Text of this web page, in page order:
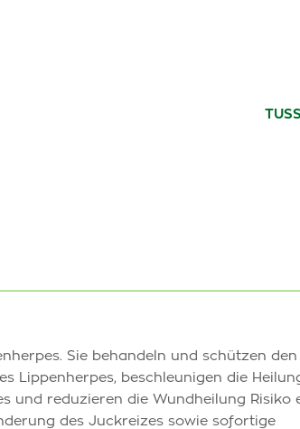
Sie behandeln und schützen den
Lippenherpes, beschleunigen die
und reduzieren die Wundheilung Risiko
des Juckreizes sowie sofortige